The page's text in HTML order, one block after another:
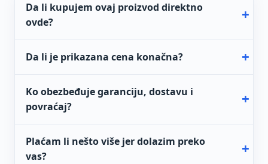
Da li kupujem ovaj proizvod direktno
ovde?
Da li je prikazana cena konačna?
Ko obezbeđuje garanciju, dostavu i
povraćaj?
Plaćam li nešto više jer dolazim preko
vas?